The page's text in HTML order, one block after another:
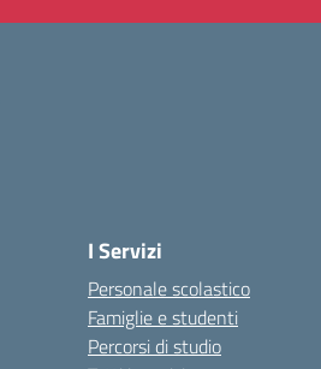
I Servizi
Personale scolastico
Famiglie e studenti
Percorsi di studio